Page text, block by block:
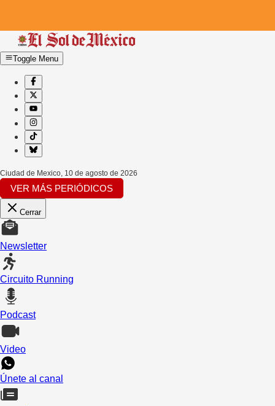
Toggle Menu
Ciudad de Mexico, 10 de agosto de 2026
VER MÁS PERIÓDICOS
Cerrar
Newsletter
Circuito Running
Podcast
Video
Únete al canal